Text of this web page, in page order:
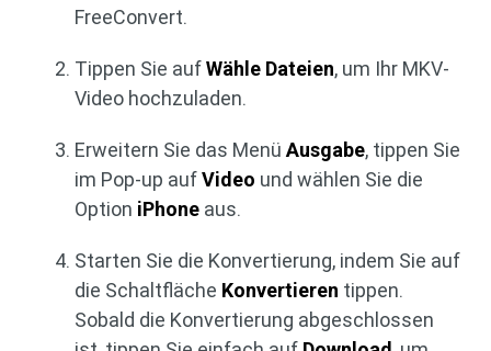
FreeConvert.
Tippen Sie aufWähle Dateien, um Ihr MKV-
Video hochzuladen.
Erweitern Sie das Menü Ausgabe, tippen Sie
im Pop-up aufVideo und wählen Sie die
Option iPhone aus.
Starten Sie die Konvertierung, indem Sie auf
die Schaltfläche Konvertieren tippen.
Sobald die Konvertierung abgeschlossen